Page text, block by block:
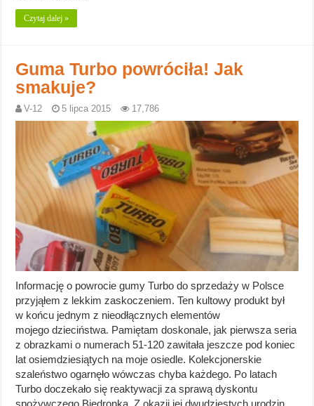
Czytaj dalej »
Guma Turbo powróciła! Jak
smakuje?
V-12 5 lipca 2015 17,786
Informację o powrocie gumy Turbo do sprzedaży w Polsce
przyjąłem z lekkim zaskoczeniem. Ten kultowy produkt był
w końcu jednym z nieodłącznych elementów
mojego dzieciństwa. Pamiętam doskonale, jak pierwsza seria
z obrazkami o numerach 51-120 zawitała jeszcze pod koniec
lat osiemdziesiątych na moje osiedle. Kolekcjonerskie
szaleństwo ogarnęło wówczas chyba każdego. Po latach
Turbo doczekało się reaktywacji za sprawą dyskontu